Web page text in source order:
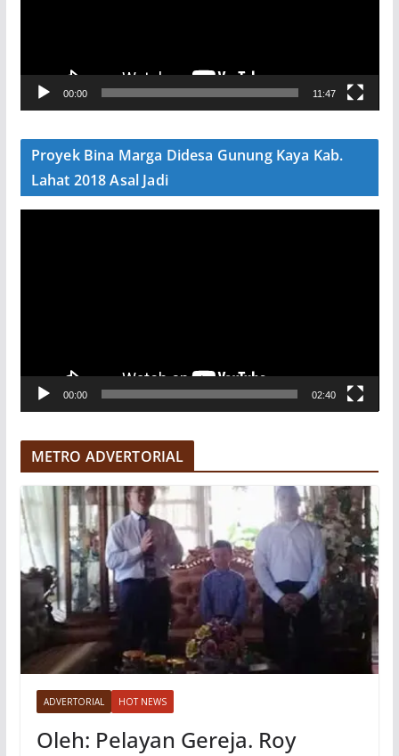
V
e
00:00 11:47
Proyek Bina Marga Didesa Gunung Kaya Kab.
Lahat 2018 Asal Jadi
V
e
00:00 02:40
METRO ADVERTORIAL
ADVERTORIAL HOT NEWS
Oleh: Pelayan Gereja. Roy